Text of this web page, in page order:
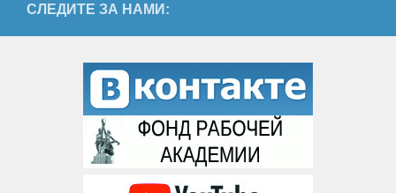
СЛЕДИТЕ ЗА НАМИ: